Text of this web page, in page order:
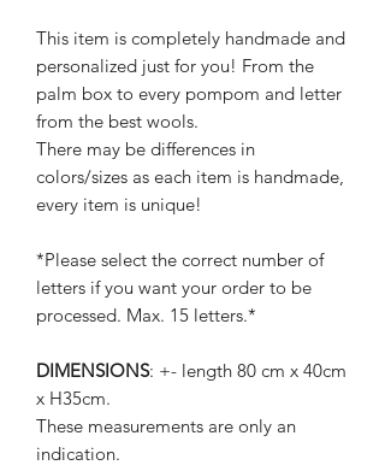
This item is completely handmade and
personalized just for you! From the
palm box to every pompom and letter
from the best wools.
There may be differences in
colors/sizes as each item is handmade,
every item is unique!
*Please select the correct number of
letters if you want your order to be
processed. Max. 15 letters.*
DIMENSIONS: +- length 80 cm x 40cm
x H35cm.
These measurements are only an
indication.